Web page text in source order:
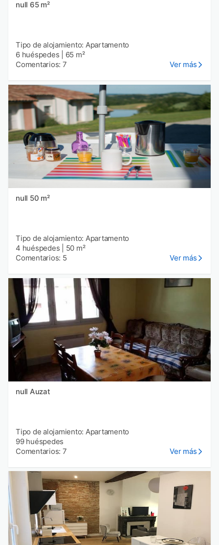
null 65 m²
Tipo de alojamiento: Apartamento
6 huéspedes
65 m²
Comentarios: 7
Ver más
null 50 m²
Tipo de alojamiento: Apartamento
4 huéspedes
50 m²
Comentarios: 5
Ver más
null Auzat
Tipo de alojamiento: Apartamento
99 huéspedes
Comentarios: 7
Ver más